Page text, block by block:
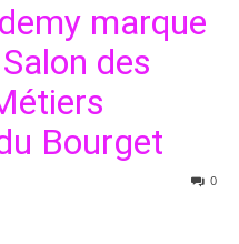
marque
des
Bourget
0